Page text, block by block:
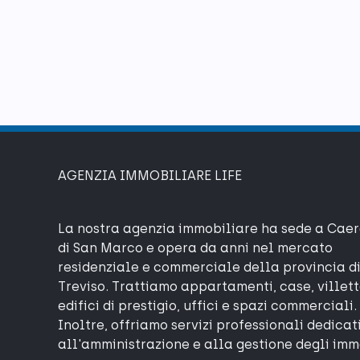
AGENZIA IMMOBILIARE LIFE
La nostra agenzia immobiliare ha sede a
di San Marco e opera da anni nel mercato
residenziale e commerciale della provincia di
Treviso. Trattiamo appartamenti, case,
edifici di prestigio, uffici e spazi commerciali.
Inoltre, offriamo servizi professionali dedicati
all'amministrazione e alla gestione degli